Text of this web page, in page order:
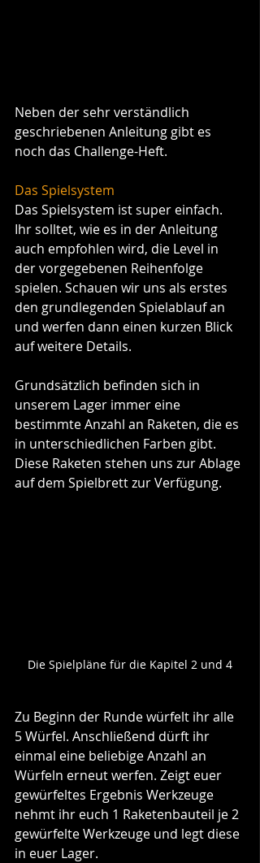
Neben der sehr verständlich
geschriebenen Anleitung gibt es
noch das Challenge-Heft.
Das Spielsystem
Das Spielsystem ist super einfach.
Ihr solltet, wie es in der Anleitung
auch empfohlen wird, die Level in
der vorgegebenen Reihenfolge
spielen. Schauen wir uns als erstes
den grundlegenden Spielablauf an
und werfen dann einen kurzen Blick
auf weitere Details.
Grundsätzlich befinden sich in
unserem Lager immer eine
bestimmte Anzahl an Raketen, die es
in unterschiedlichen Farben gibt.
Diese Raketen stehen uns zur Ablage
auf dem Spielbrett zur Verfügung.
Die Spielpläne für die Kapitel 2 und 4
Zu Beginn der Runde würfelt ihr alle
5 Würfel. Anschließend dürft ihr
einmal eine beliebige Anzahl an
Würfeln erneut werfen. Zeigt euer
gewürfeltes Ergebnis Werkzeuge
nehmt ihr euch 1 Raketenbauteil je 2
gewürfelte Werkzeuge und legt diese
in euer Lager.